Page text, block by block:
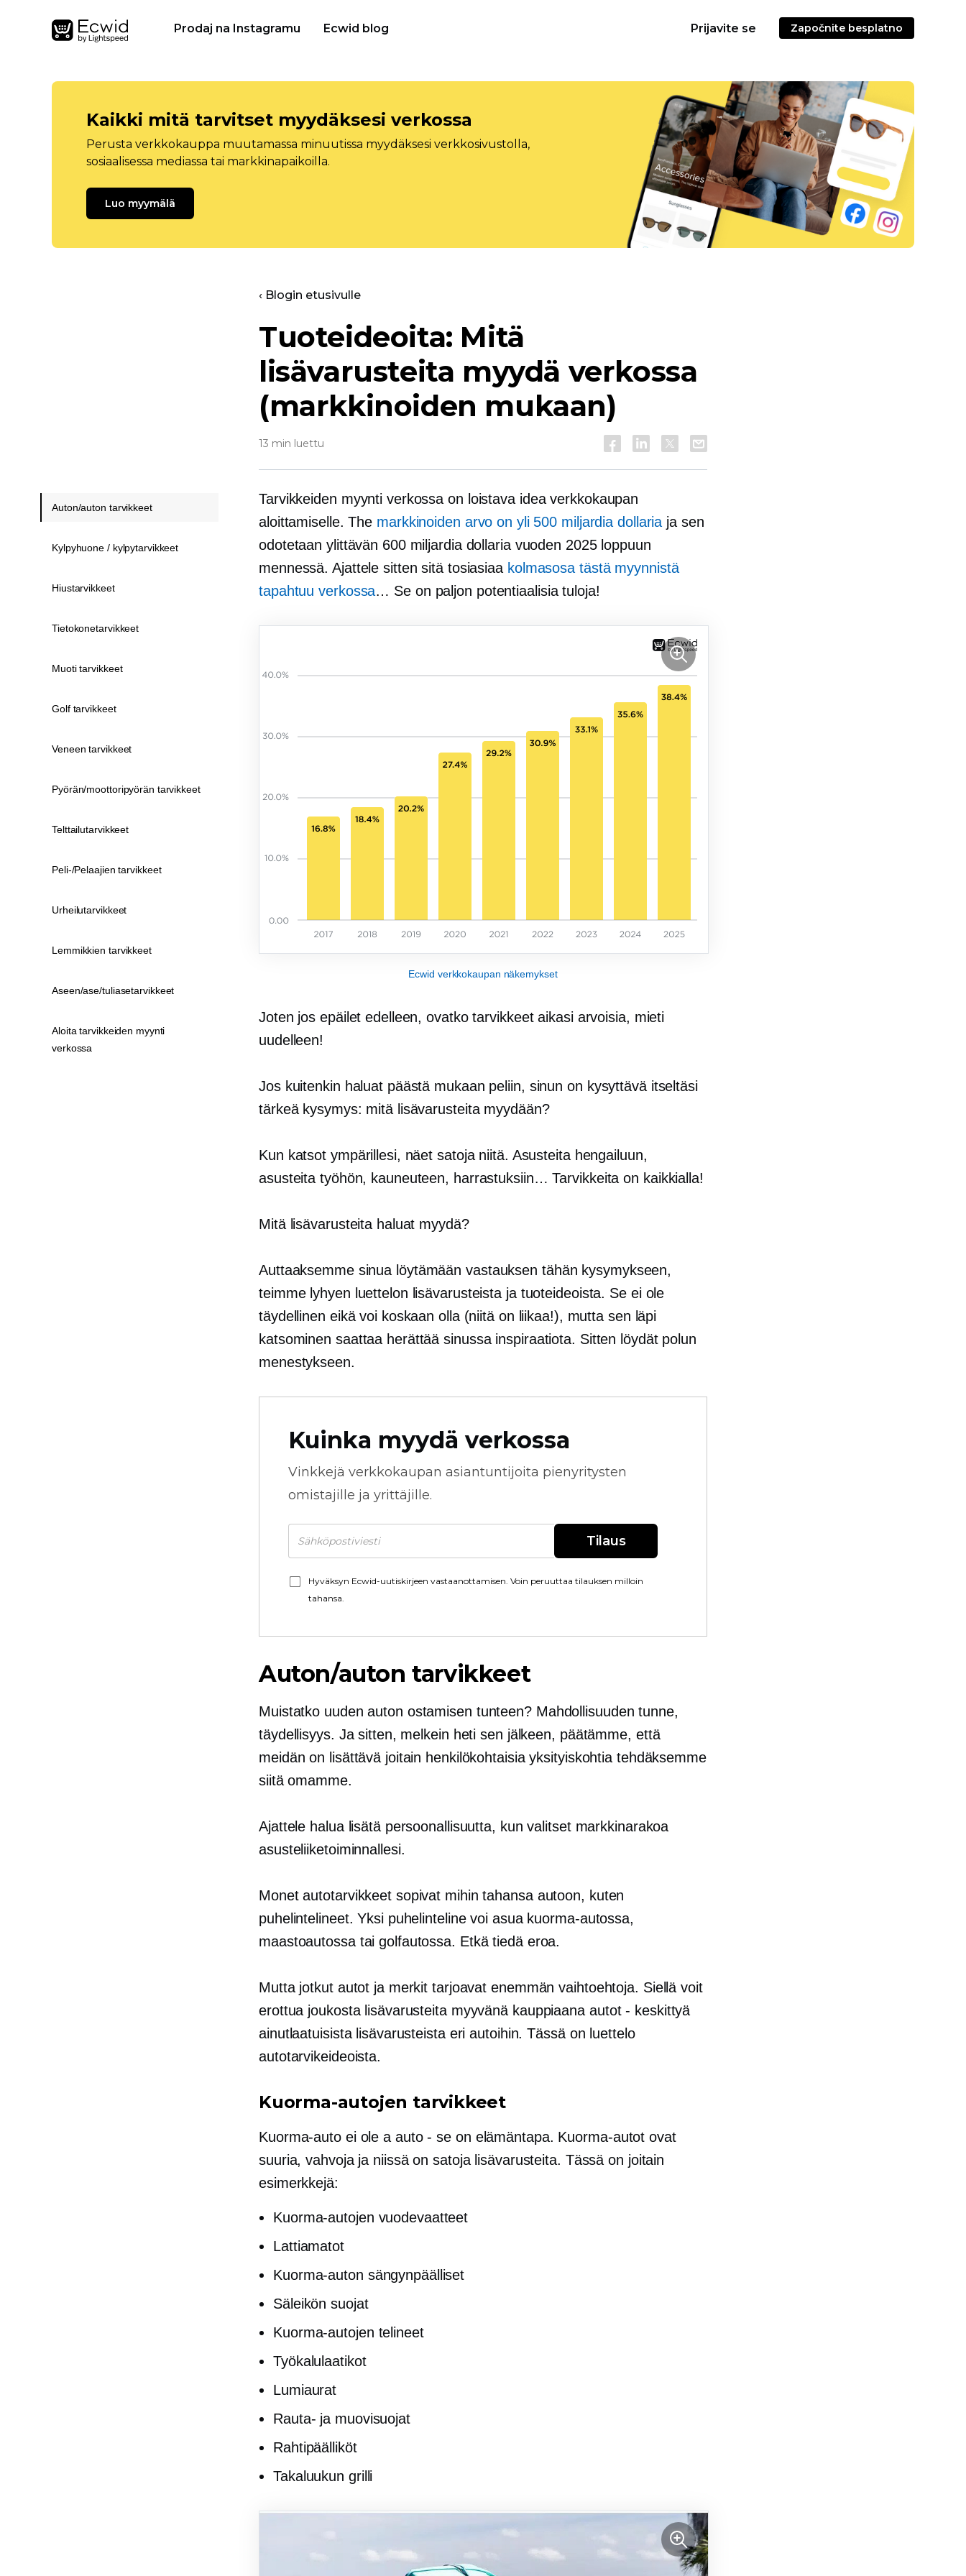
Prodaj na Instagramu Ecwid blog Prijavite se Započnite besplatno
Kaikki mitä tarvitset myydäksesi verkossa
Perusta verkkokauppa muutamassa minuutissa myydäksesi verkkosivustolla,
sosiaalisessa mediassa tai markkinapaikoilla.
Luo myymälä
‹ Blogin etusivulle
Tuoteideoita: Mitä
lisävarusteita myydä verkossa
(markkinoiden mukaan)
13 min luettu
Tarvikkeiden myynti verkossa on loistava idea verkkokaupan
aloittamiselle. The markkinoiden arvo on yli 500 miljardia dollaria ja sen
odotetaan ylittävän 600 miljardia dollaria vuoden 2025 loppuun
mennessä. Ajattele sitten sitä tosiasiaa kolmasosa tästä myynnistä
tapahtuu verkossa… Se on paljon potentiaalisia tuloja!
Ecwid verkkokaupan näkemykset
Joten jos epäilet edelleen, ovatko tarvikkeet aikasi arvoisia, mieti
uudelleen!
Jos kuitenkin haluat päästä mukaan peliin, sinun on kysyttävä itseltäsi
tärkeä kysymys: mitä lisävarusteita myydään?
Kun katsot ympärillesi, näet satoja niitä. Asusteita hengailuun,
asusteita työhön, kauneuteen, harrastuksiin… Tarvikkeita on kaikkialla!
Mitä lisävarusteita haluat myydä?
Auttaaksemme sinua löytämään vastauksen tähän kysymykseen,
teimme lyhyen luettelon lisävarusteista ja tuoteideoista. Se ei ole
täydellinen eikä voi koskaan olla (niitä on liikaa!), mutta sen läpi
katsominen saattaa herättää sinussa inspiraatiota. Sitten löydät polun
menestykseen.
Kuinka myydä verkossa
Vinkkejä verkkokaupan asiantuntijoita pienyritysten
omistajille ja yrittäjille.
Tilaus
Hyväksyn Ecwid-uutiskirjeen vastaanottamisen. Voin peruuttaa tilauksen milloin
tahansa.
Auton/auton tarvikkeet
Muistatko uuden auton ostamisen tunteen? Mahdollisuuden tunne,
täydellisyys. Ja sitten, melkein heti sen jälkeen, päätämme, että
meidän on lisättävä joitain henkilökohtaisia ​​yksityiskohtia tehdäksemme
siitä omamme.
Ajattele halua lisätä persoonallisuutta, kun valitset markkinarakoa
asusteliiketoiminnallesi.
Monet autotarvikkeet sopivat mihin tahansa autoon, kuten
puhelintelineet. Yksi puhelinteline voi asua kuorma-autossa,
maastoautossa tai golfautossa. Etkä tiedä eroa.
Mutta jotkut autot ja merkit tarjoavat enemmän vaihtoehtoja. Siellä voit
erottua joukosta lisävarusteita myyvänä kauppiaana autot - keskittyä
ainutlaatuisista lisävarusteista eri autoihin. Tässä on luettelo
autotarvikeideoista.
Kuorma-autojen tarvikkeet
Kuorma-auto ei ole a auto - se on elämäntapa. Kuorma-autot ovat
suuria, vahvoja ja niissä on satoja lisävarusteita. Tässä on joitain
esimerkkejä:
Kuorma-autojen vuodevaatteet
Lattiamatot
Kuorma-auton sängynpäälliset
Säleikön suojat
Kuorma-autojen telineet
Työkalulaatikot
Lumiaurat
Rauta- ja muovisuojat
Rahtipäälliköt
Takaluukun grilli
Auton/auton tarvikkeet
Kylpyhuone / kylpytarvikkeet
Hiustarvikkeet
Tietokonetarvikkeet
Muoti tarvikkeet
Golf tarvikkeet
Veneen tarvikkeet
Pyörän/moottoripyörän tarvikkeet
Telttailutarvikkeet
Peli-/Pelaajien tarvikkeet
Urheilutarvikkeet
Lemmikkien tarvikkeet
Aseen/ase/tuliasetarvikkeet
Aloita tarvikkeiden myynti
verkossa